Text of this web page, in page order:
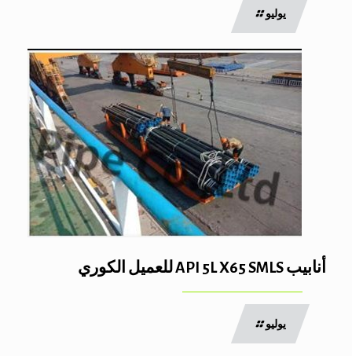
يوليو
أنابيب API 5L X65 SMLS للعميل الكوري
يوليو